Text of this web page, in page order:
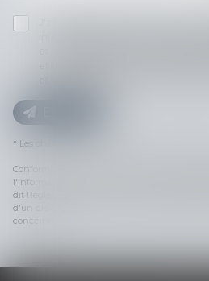
informatiquement par THILL-
et l'hébergeur du présent site
* Les champs suivis d'un astérisque sont
Conformément à la loi n°78-17 du 6 janvier
l'informatique, aux fichiers et aux libertés, et
dit Règlement Général sur la Protection des
d'un droit d'accès, de rectification, de
concernent.